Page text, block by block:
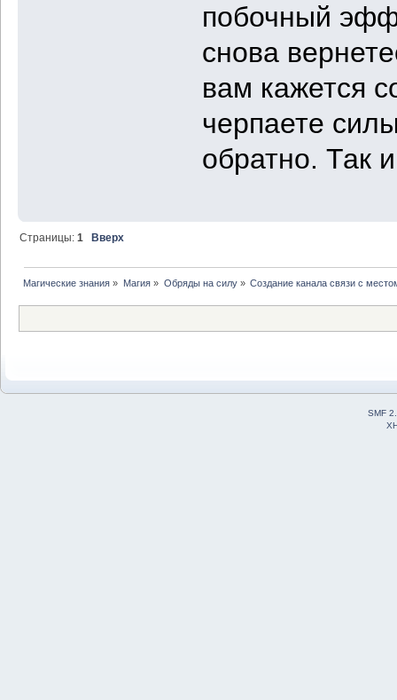
побочный
снова
вам кажется
черпаете
обратно. Так
Страницы:1 Вверх
Магические знания » Магия » Обряды на силу» Создание канала связи с
SMF